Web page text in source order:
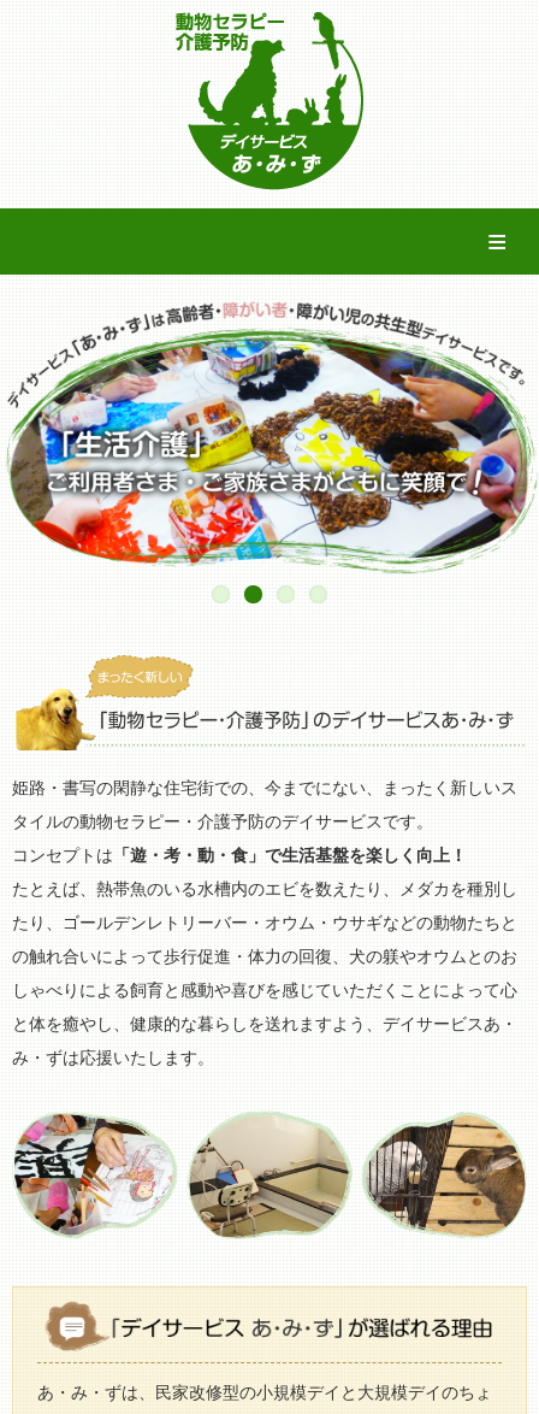
機能訓練・動物セラピー
通所介護
生活介護
放課後等デイサービス
姫路・書写の閑静な住宅街での、今までにない、まったく新しいス
タイルの動物セラピー・介護予防のデイサービスです。
コンセプトは 「遊・考・動・食」で生活基盤を楽しく向上！
たとえば、熱帯魚のいる水槽内のエビを数えたり、メダカを種別し
たり、ゴールデンレトリーバー・オウム・ウサギなどの動物たちと
の触れ合いによって歩行促進・体力の回復、犬の躾やオウムとのお
しゃべりによる飼育と感動や喜びを感じていただくことによって心
と体を癒やし、健康的な暮らしを送れますよう、デイサービスあ・
み・ずは応援いたします。
あ・み・ずは、民家改修型の小規模デイと大規模デイのちょ